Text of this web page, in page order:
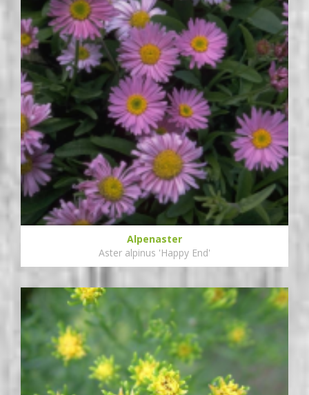
Alpenaster
Aster alpinus 'Happy End'